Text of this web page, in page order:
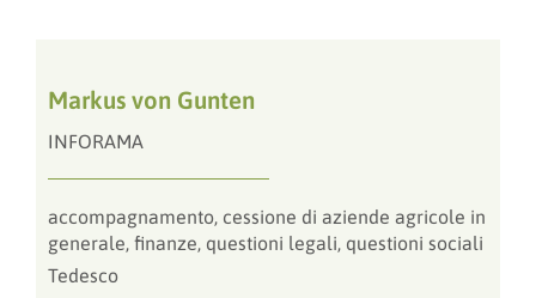
Markus von Gunten
INFORAMA
accompagnamento, cessione di aziende agricole in
generale, finanze, questioni legali, questioni sociali
Tedesco